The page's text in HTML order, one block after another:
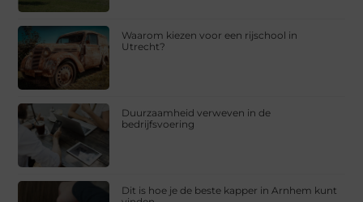
Waarom kiezen voor een rijschool in
Utrecht?
Duurzaamheid verweven in de
bedrijfsvoering
Dit is hoe je de beste kapper in Arnhem kunt